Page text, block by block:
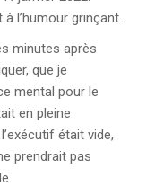
l’humour grinçant.
minutes après
que je
mental pour le
en pleine
était vide,
prendrait pas